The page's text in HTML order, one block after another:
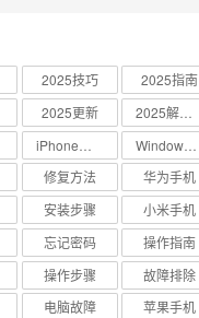
2025技巧
2025指南
2025更新
修复方法
华为手机
安装步骤
小米手机
忘记密码
操作指南
操作步骤
故障排除
电脑故障
苹果手机